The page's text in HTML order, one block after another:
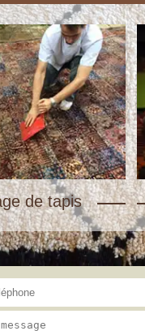
de tapis